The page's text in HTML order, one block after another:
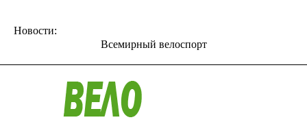
Новости:
Всемирный велоспорт